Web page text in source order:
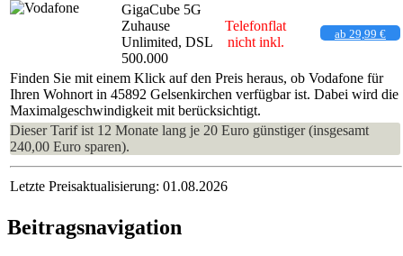
GigaCube 5G
Zuhause
Unlimited, DSL
500.000
Telefonflat
nicht inkl.
ab 29,99 €
Finden Sie mit einem Klick auf den Preis heraus, ob Vodafone für
Ihren Wohnort in 45892 Gelsenkirchen verfügbar ist. Dabei wird die
Maximalgeschwindigkeit mit berücksichtigt.
Dieser Tarif ist 12 Monate lang je 20 Euro günstiger (insgesamt
240,00 Euro sparen).
Letzte Preisaktualisierung: 01.08.2026
Beitragsnavigation